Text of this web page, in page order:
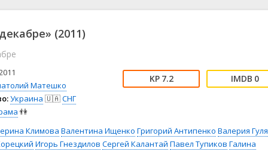
👨‍💼 Новости
тв
😱 Ужасы
🤠 Фильм-нуар
🧝‍♂️ Фэнтези
(2011)
Матешко
Украина 🇺🇦СНГ
👫
7.2 0
Климова Валентина Ищенко Григорий Антипенко Валерия
Игорь Гнездилов Сергей Калантай Павел Тупиков Галина